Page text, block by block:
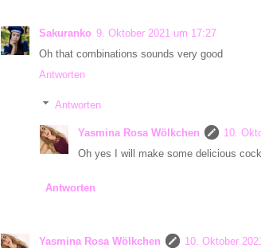
Sakuranko 9. Oktober 2021 um 17:27
Oh that combinations sounds very good
Antworten
Antworten
Yasmina Rosa Wölkchen
10.
Oh yes I will make some delicious
Antworten
Yasmina Rosa Wölkchen
10. Oktober